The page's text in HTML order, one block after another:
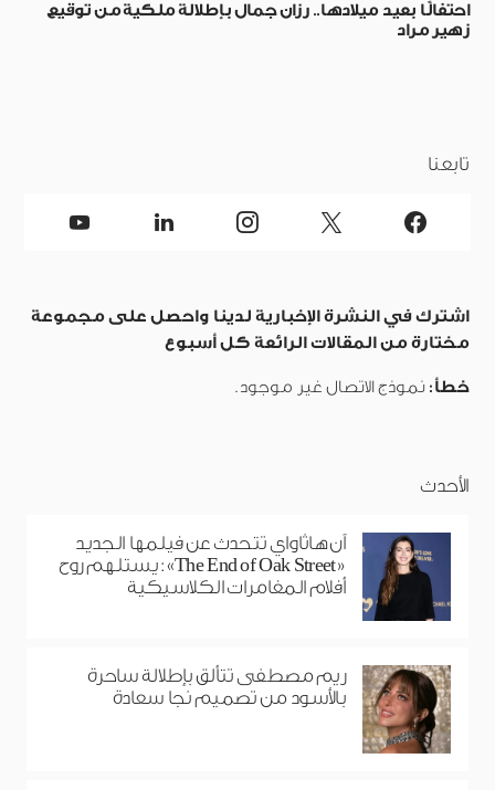
احتفالًا بعيد ميلادها.. رزان جمال بإطلالة ملكية من توقيع
زهير مراد
تابعنا
اشترك في النشرة الإخبارية لدينا واحصل على مجموعة
مختارة من المقالات الرائعة كل أسبوع
خطأ: نموذج الاتصال غير موجود.
الأحدث
آن هاثاواي تتحدث عن فيلمها الجديد
«The End of Oak Street»: يستلهم روح
أفلام المغامرات الكلاسيكية
ريم مصطفى تتألق بإطلالة ساحرة
بالأسود من تصميم نجا سعادة